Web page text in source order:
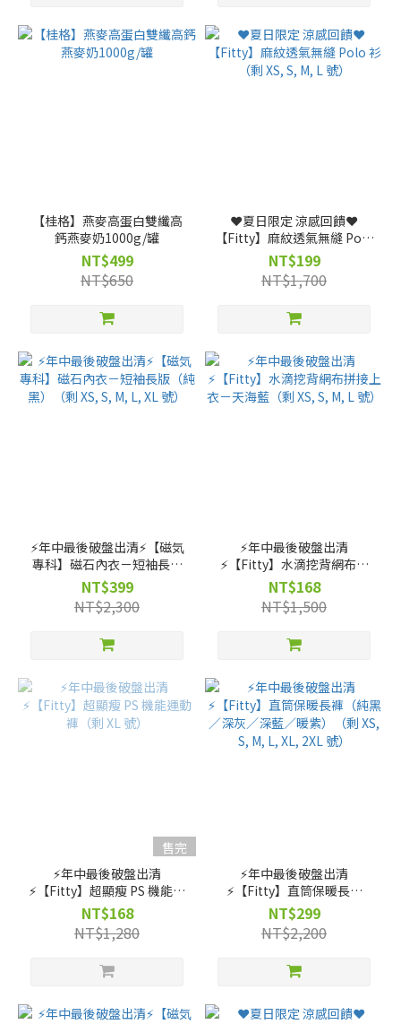
【桂格】燕麥高蛋白雙纖高
鈣燕麥奶1000g/罐
NT$499
NT$650
❤️夏日限定 涼感回饋❤️
【Fitty】麻紋透氣無縫 Polo
衫（剩 XS, S, M, L 號）
NT$199
NT$1,700
⚡️年中最後破盤出清⚡️【磁気
專科】磁石內衣－短袖長版
（純黑）（剩 XS, S, M, L, XL
號）
NT$399
NT$2,300
⚡️年中最後破盤出清
⚡️【Fitty】水滴挖背網布拼
接上衣－天海藍（剩 XS, S,
M, L 號）
NT$168
NT$1,500
售完
⚡️年中最後破盤出清
⚡️【Fitty】超顯瘦 PS 機能運
動褲（剩 XL 號）
NT$168
NT$1,280
⚡️年中最後破盤出清
⚡️【Fitty】直筒保暖長褲
（純黑／深灰／深藍／暖
紫）（剩 XS, S, M, L, XL, 2XL
號）
NT$299
NT$2,200